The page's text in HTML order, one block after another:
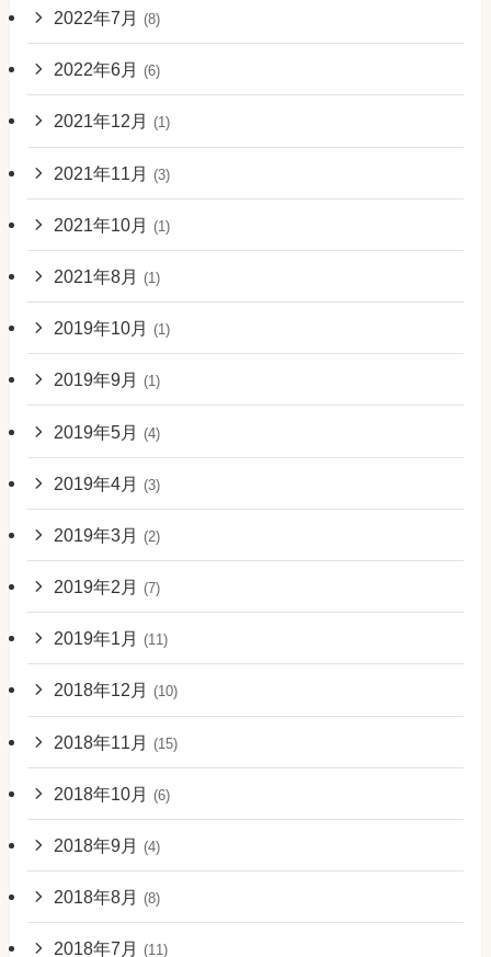
2022年7月 (8)
2022年6月 (6)
2021年12月 (1)
2021年11月 (3)
2021年10月 (1)
2021年8月 (1)
2019年10月 (1)
2019年9月 (1)
2019年5月 (4)
2019年4月 (3)
2019年3月 (2)
2019年2月 (7)
2019年1月 (11)
2018年12月 (10)
2018年11月 (15)
2018年10月 (6)
2018年9月 (4)
2018年8月 (8)
2018年7月 (11)